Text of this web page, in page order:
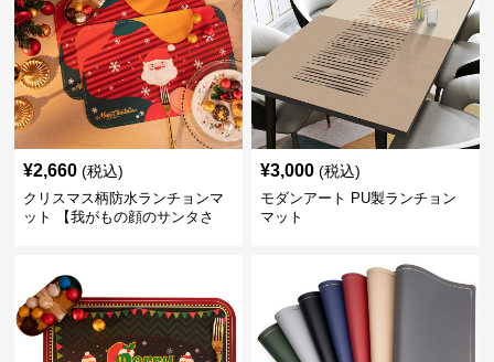
¥2,660 (税込)
クリスマス柄防水ランチョンマ
ット 【我がもの顔のサンタさ
¥3,000 (税込)
モダンアート PU製ランチョン
マット